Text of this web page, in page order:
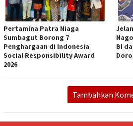
Pertamina Patra Niaga
Sumbagut Borong 7
Penghargaan di Indonesia
Social Responsibility Award
2026
BI
Tambahkan